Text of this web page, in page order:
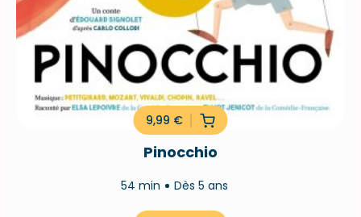
Aladin et la lampe magique
2h53 Dès 5 ans
9,99 €
Pinocchio
54 min Dès 5 ans